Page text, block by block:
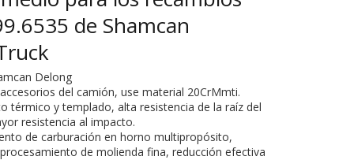
de camiones mineros
de Shamcan
Delong
del camión, use material 20CrMmti.
térmico y templado, alta resistencia de la raíz del
resistencia al impacto.
de carburación en horno multipropósito,
de molienda fina, reducción efectiva